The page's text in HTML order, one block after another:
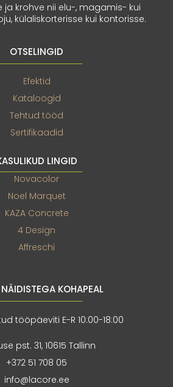
ja krohve nii elu-, magamis- kui
külaliskorterisse kui kontorisse.
OTSELINGID
Efektid
Kataloogid
Tehtud tööd
Sertifikaadid
LINGID
Novacolor
Noel Marquet
KAZA Concrete
4 Design
Affreschi
KOHAPEAL
tööpäeviti E-R 10:00-18:00
pst. 31, 10615 Tallinn
+372 51 708 05
info@lacore.ee